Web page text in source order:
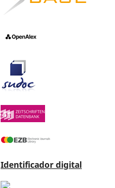
Identificador digital